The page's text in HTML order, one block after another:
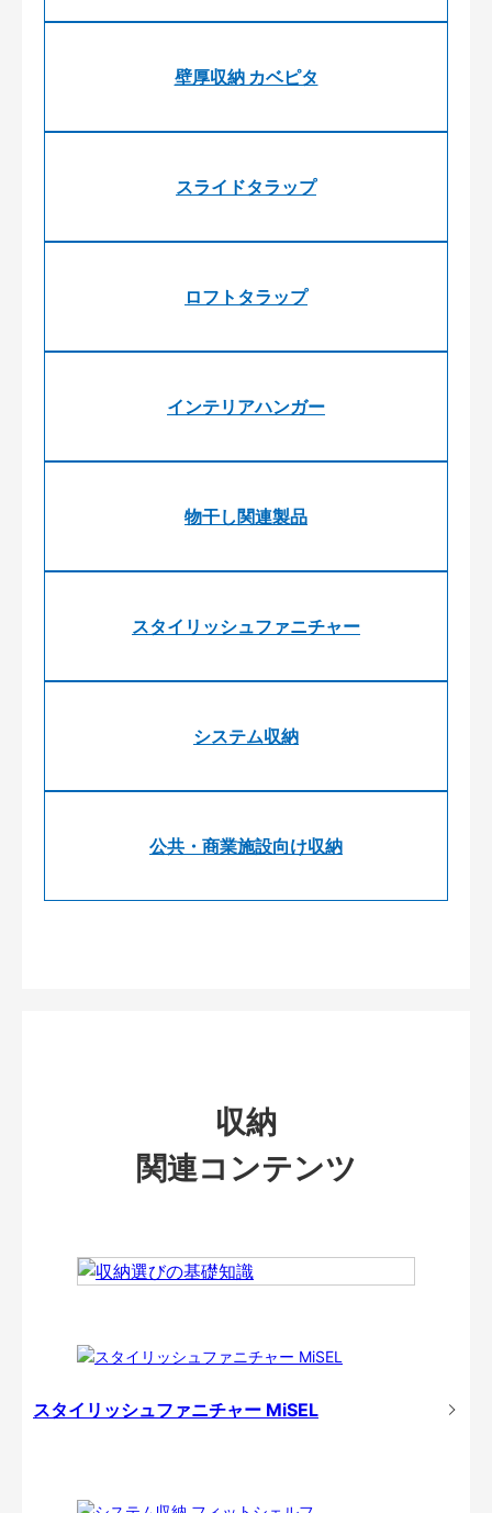
壁厚収納 カベピタ
スライドタラップ
ロフトタラップ
インテリアハンガー
物干し関連製品
スタイリッシュファニチャー
システム収納
公共・商業施設向け収納
収納
関連コンテンツ
スタイリッシュファニチャー MiSEL